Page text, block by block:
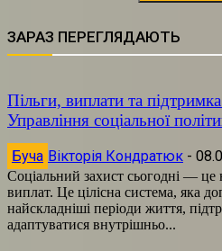
ЗАРАЗ ПЕРЕГЛЯДАЮТЬ
Пільги, виплати та
Управління соціальної
Буча Вікторія Кондратюк -
Соціальний захист сьогодні —
виплат. Це цілісна система, яка
найскладніші періоди життя,
адаптуватися внутрішньо...